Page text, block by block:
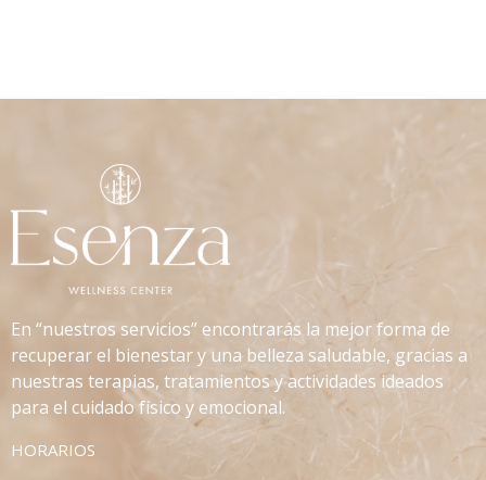
En “nuestros servicios” encontrarás la mejor forma de
recuperar el bienestar y una belleza saludable, gracias a
nuestras terapias, tratamientos y actividades ideados
para el cuidado físico y emocional.
HORARIOS